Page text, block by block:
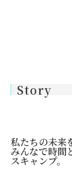
Story
私たちの未来
みんなで時間
スキャンプ。